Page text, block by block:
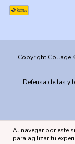
Al navegar por este
para agilizar tu
Copyright Collage
Defensa de las y